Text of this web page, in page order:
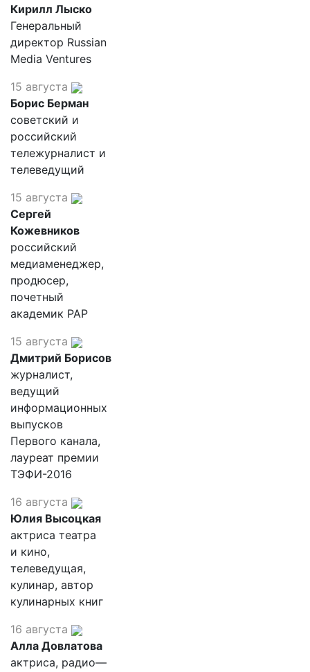
Кирилл Лыско
Генеральный
директор Russian
Media Ventures
15 августа
Борис Берман
советский и
российский
тележурналист и
телеведущий
15 августа
Сергей
Кожевников
российский
медиаменеджер,
продюсер,
почетный
академик РАР
15 августа
Дмитрий Борисов
журналист,
ведущий
информационных
выпусков
Первого канала,
лауреат премии
ТЭФИ-2016
16 августа
Юлия Высоцкая
актриса театра
и кино,
телеведущая,
кулинар, автор
кулинарных книг
16 августа
Алла Довлатова
актриса, радио—